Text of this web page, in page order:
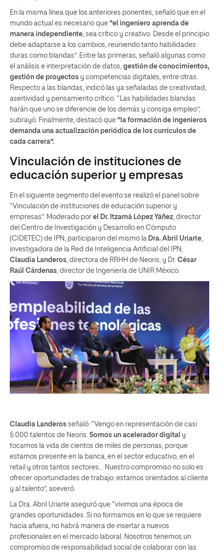
En la misma línea que los anteriores ponentes, señaló que en el
mundo actual es necesario que “el ingeniero aprenda de
manera independiente, sea crítico y creativo. Desde el principio
debe adaptarse a los cambios, reuniendo tanto habilidades
duras como blandas”. Entre las primeras, señaló algunas como
el análisis e interpretación de datos, gestión de conocimientos,
gestión de proyectos y competencias digitales, entre otras.
Respecto a las blandas, indicó las ya señaladas de creatividad,
asertividad y pensamiento crítico. “Las habilidades blandas
harán que uno se diferencie de los demás y consiga empleo”,
subrayó. Finalmente, destacó que “la formación de ingenieros
demanda una actualización periódica de los currículos de
cada carrera”.
Vinculación de instituciones de
educación superior y empresas
En el siguiente segmento del evento se realizó el panel sobre
“Vinculación de instituciones de educación superior y
empresas”. Moderado por el Dr. Itzamá López Yáñez, director
del Centro de Investigación y Desarrollo en Cómputo
(CIDETEC) de IPN, participaron del mismo la Dra. Abril Uriarte,
investigadora de la Red de Inteligencia Artificial del IPN;
Claudia Landeros, directora de RRHH de Neoris; y Dr. César
Raúl Cárdenas, director de Ingeniería de UNIR México.
Claudia Landeros señaló: “Vengo en representación de casi
5.000 talentos de Neoris. Somos un acelerador digital y
tocamos la vida de cientos de miles de personas, porque
estamos presente en la banca, en el sector educativo, en el
retail y otros tantos sectores… Nuestro compromiso no solo es
ofrecer oportunidades de trabajo: estamos orientados al cliente
y al talento”, aseveró.
La Dra. Abril Uriarte aseguró que “vivimos una época de
grandes oportunidades. Si no formamos en lo que se requiere
hacia afuera, no habrá manera de insertar a nuevos
profesionales en el mercado laboral. Nosotros tenemos un
compromiso de responsabilidad social de colaborar con las